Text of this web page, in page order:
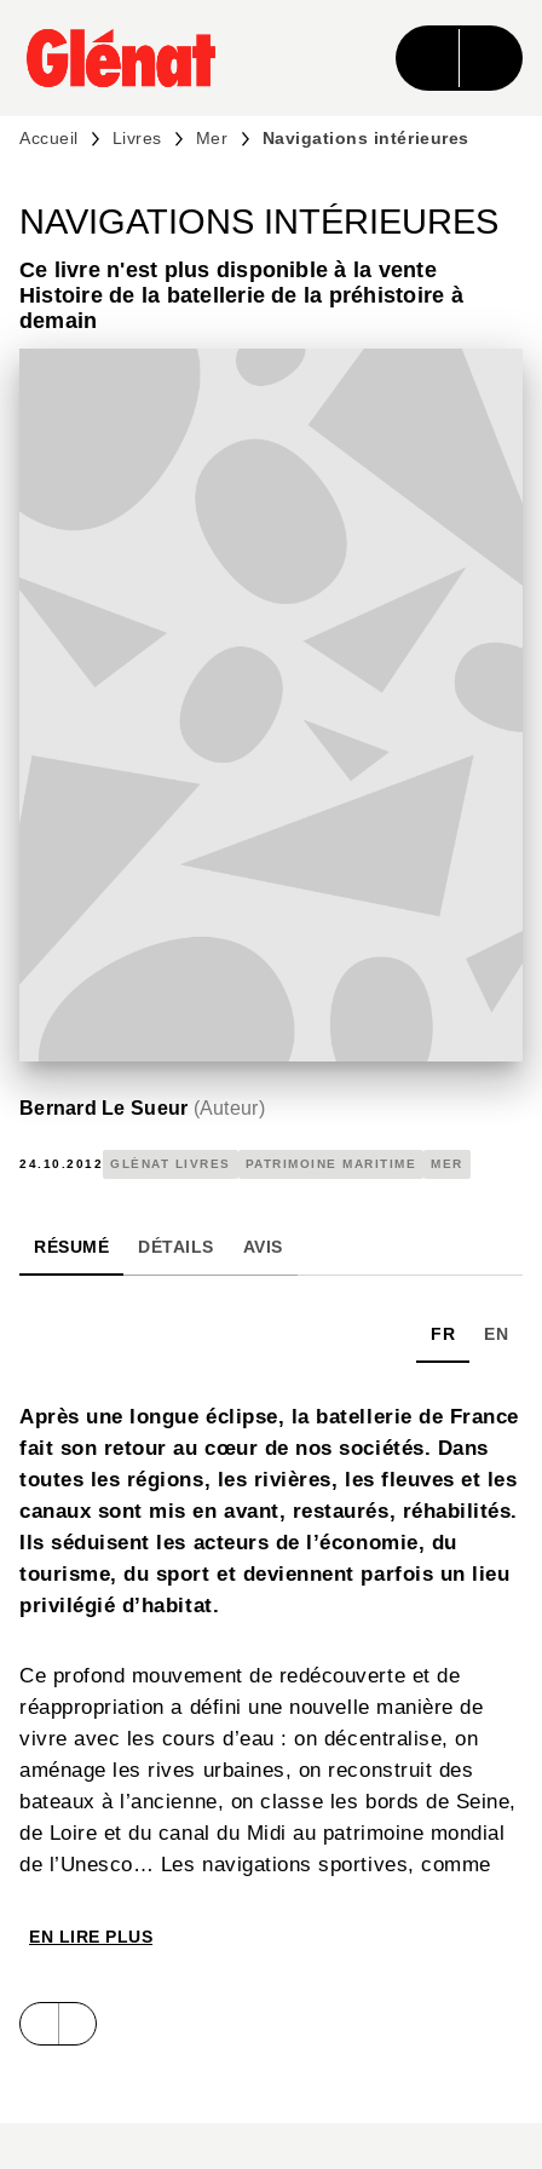
MENU RECHERCHE CONTENU
PIED DE PAGE
Accueil Livres Mer Navigations intérieures
NAVIGATIONS INTÉRIEURES
Ce livre n'est plus disponible à la vente
Histoire de la batellerie de la préhistoire à
demain
Bernard Le Sueur (Auteur)
24.10.2012 GLÉNAT LIVRES PATRIMOINE MARITIME MER
RÉSUMÉ DÉTAILS AVIS
FR EN
Après une longue éclipse, la batellerie de France
fait son retour au cœur de nos sociétés. Dans
toutes les régions, les rivières, les fleuves et les
canaux sont mis en avant, restaurés, réhabilités.
Ils séduisent les acteurs de l’économie, du
tourisme, du sport et deviennent parfois un lieu
privilégié d’habitat.
Ce profond mouvement de redécouverte et de
réappropriation a défini une nouvelle manière de
vivre avec les cours d’eau : on décentralise, on
aménage les rives urbaines, on reconstruit des
bateaux à l’ancienne, on classe les bords de Seine,
de Loire et du canal du Midi au patrimoine mondial
de l’Unesco… Les navigations sportives, comme
de pratiques. Partout, on fête ces eaux, porteuses
Économique, sûr et produisant peu de gaz à effet
de serre, le fluvial redresse la tête. En lançant la
EN LIRE PLUS